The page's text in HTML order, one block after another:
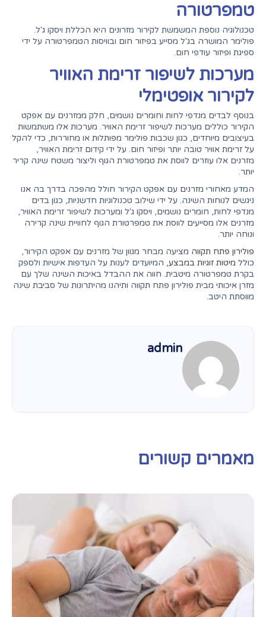
טמפרטורה
טכנולוגיה נוספת המשמשת לקירור מזרונים היא הכללת ויסקו ג'ל.
פולימר המושרה בג'ל מסייע בפיזור חום ובוויסות הטמפרטורה על ידי
ספיגת ופיזור עודפי חום.
מערכות לשיפור זרימת האוויר
לקירור אופטימלי
בנוסף לבדים מנדפי לחות וחומרים נושמים, חלק ממזרנים עם אפקט
הקירור כוללים מערכות לשיפור זרימת האוויר. מערכות אלו משתמשות
בעיצובים מיוחדים, כגון שכבות פולימר מפותלות או מחוררות, כדי להקל
על זרימת אוויר טובה יותר ופיזור חום. על ידי קידום זרימת האוויר,
מזרנים אלו עוזרים לווסת את טמפרטורת הגוף וליצור משטח שינה קריר
יותר.
המדע מאחורי מזרנים עם אפקט הקירור חולל מהפכה בדרך בה אנו
ניגשים לנוחות השינה. על ידי שילוב טכנולוגיות חדשניות, כגון בדים
מנדפי לחות, חומרים נושמים, ויסקו ג'ל ומערכות לשיפור זרימת האוויר,
מזרנים אלו מסייעים לווסת את טמפרטורת הגוף לחוויית שינה קרירה
ונוחה יותר.
פולירון פתח תקווה מציעה מבחר מגוון של מזרנים עם אפקט הקירור,
כולל מיטות זוגיות במבצע, המיועדים לענות על העדפות אישיות ולספק
בקרת טמפרטורה מיטבית. חווה את ההבדל באיכות השינה שלך עם
מזרן איכותי מבית פולירון פתח תקווה ותיהנו מהיתרונות של סביבת שינה
מווסתת היטב.
admin
מאמרים קשורים